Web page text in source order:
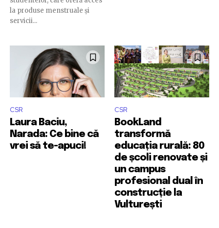
la produse menstruale și
servicii...
CSR
Laura Baciu,
Narada: Ce bine că
vrei să te-apuci!
CSR
BookLand
transformă
educația rurală: 80
de școli renovate și
un campus
profesional dual în
construcție la
Vulturești